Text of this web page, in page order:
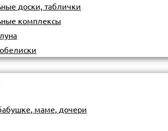
доски, таблички
комплексы
маме, дочери